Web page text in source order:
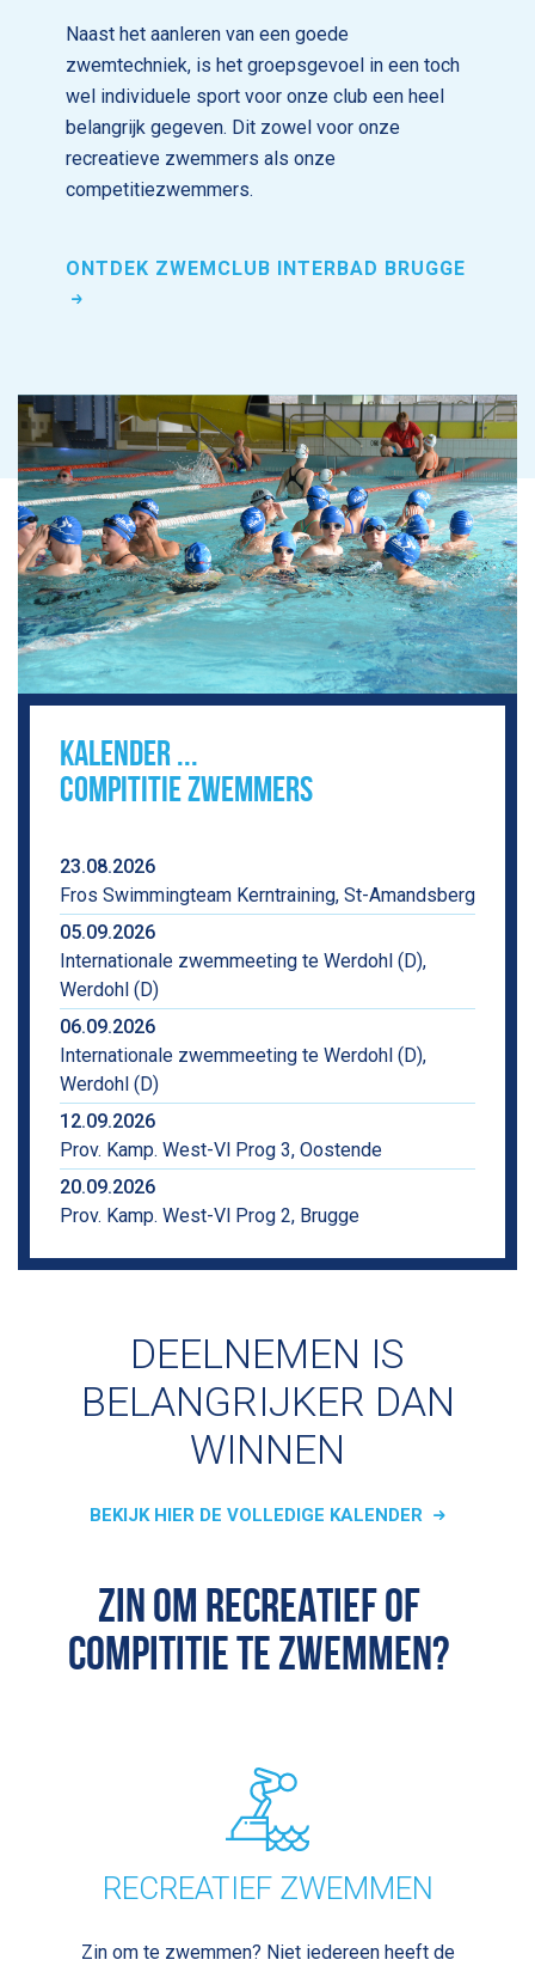
Naast het aanleren van een goede
zwemtechniek, is het groepsgevoel in een toch
wel individuele sport voor onze club een heel
belangrijk gegeven. Dit zowel voor onze
recreatieve zwemmers als onze
competitiezwemmers.
ONTDEK ZWEMCLUB INTERBAD BRUGGE
KALENDER ...
COMPITITIE ZWEMMERS
23.08.2026
Fros Swimmingteam Kerntraining, St-Amandsberg
05.09.2026
Internationale zwemmeeting te Werdohl (D),
Werdohl (D)
06.09.2026
Internationale zwemmeeting te Werdohl (D),
Werdohl (D)
12.09.2026
Prov. Kamp. West-Vl Prog 3, Oostende
20.09.2026
Prov. Kamp. West-Vl Prog 2, Brugge
DEELNEMEN IS
BELANGRIJKER DAN
WINNEN
BEKIJK HIER DE VOLLEDIGE KALENDER
ZIN OM RECREATIEF OF
COMPITITIE TE ZWEMMEN?
RECREATIEF ZWEMMEN
Zin om te zwemmen? Niet iedereen heeft de